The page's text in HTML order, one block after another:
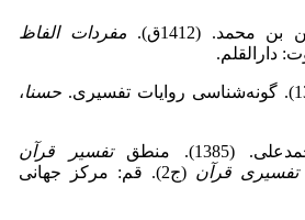
‌محمد. (1412ق).
مفردات الفاظ
دارالقلم.
حسنا،
منطق
تفسیر قرآن
قرآن
(ج2). قم: مرکز جهانی